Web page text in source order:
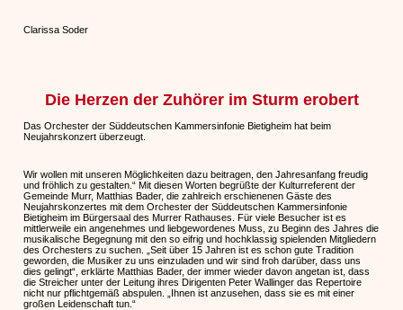
Clarissa Soder
Die Herzen der Zuhörer im Sturm erobert
Das Orchester der Süddeutschen Kammersinfonie Bietigheim hat beim
Neujahrskonzert überzeugt.
Wir wollen mit unseren Möglichkeiten dazu beitragen, den Jahresanfang freudig
und fröhlich zu gestalten.“ Mit diesen Worten begrüßte der Kulturreferent der
Gemeinde Murr, Matthias Bader, die zahlreich erschienenen Gäste des
Neujahrskonzertes mit dem Orchester der Süddeutschen Kammersinfonie
Bietigheim im Bürgersaal des Murrer Rathauses. Für viele Besucher ist es
mittlerweile ein angenehmes und liebgewordenes Muss, zu Beginn des Jahres die
musikalische Begegnung mit den so eifrig und hochklassig spielenden Mitgliedern
des Orchesters zu suchen. „Seit über 15 Jahren ist es schon gute Tradition
geworden, die Musiker zu uns einzuladen und wir sind froh darüber, dass uns
dies gelingt“, erklärte Matthias Bader, der immer wieder davon angetan ist, dass
die Streicher unter der Leitung ihres Dirigenten Peter Wallinger das Repertoire
nicht nur pflichtgemäß abspulen. „Ihnen ist anzusehen, dass sie es mit einer
großen Leidenschaft tun.“